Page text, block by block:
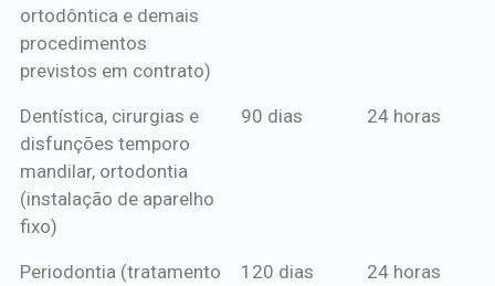
ortodôntica e demais
procedimentos
previstos em contrato)
Dentística, cirurgias e
disfunções temporo
mandilar, ortodontia
(instalação de aparelho
fixo)
90 dias 24 horas
Periodontia (tratamento
120 dias 24 horas